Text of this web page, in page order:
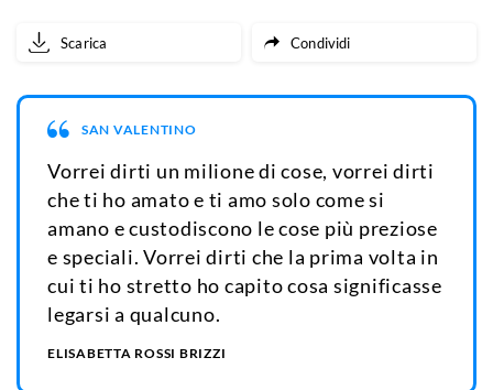
Scarica Condividi
SAN VALENTINO
Vorrei dirti un milione di cose, vorrei dirti
che ti ho amato e ti amo solo come si
amano e custodiscono le cose più preziose
e speciali. Vorrei dirti che la prima volta in
cui ti ho stretto ho capito cosa significasse
legarsi a qualcuno.
ELISABETTA ROSSI BRIZZI